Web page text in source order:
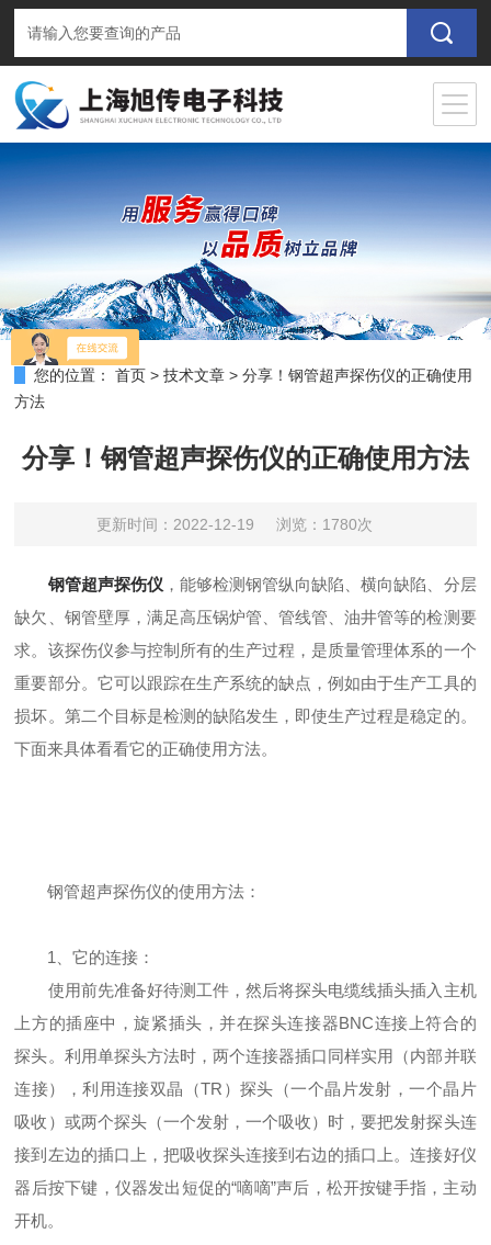
您的位置： 首页 >技术文章 >分享！钢管超声探伤仪的正确使用
方法
分享！钢管超声探伤仪的正确使用方法
更新时间：2022-12-19 浏览：1780次
钢管超声探伤仪，能够检测钢管纵向缺陷、横向缺陷、分层
缺欠、钢管壁厚，满足高压锅炉管、管线管、油井管等的检测要
求。该探伤仪参与控制所有的生产过程，是质量管理体系的一个
重要部分。它可以跟踪在生产系统的缺点，例如由于生产工具的
损坏。第二个目标是检测的缺陷发生，即使生产过程是稳定的。
下面来具体看看它的正确使用方法。
钢管超声探伤仪的使用方法：
1、它的连接：
使用前先准备好待测工件，然后将探头电缆线插头插入主机
上方的插座中，旋紧插头，并在探头连接器BNC连接上符合的
探头。利用单探头方法时，两个连接器插口同样实用（内部并联
连接），利用连接双晶（TR）探头（一个晶片发射，一个晶片
吸收）或两个探头（一个发射，一个吸收）时，要把发射探头连
接到左边的插口上，把吸收探头连接到右边的插口上。连接好仪
器后按下键，仪器发出短促的“嘀嘀”声后，松开按键手指，主动
开机。